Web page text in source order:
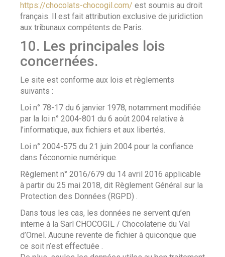
https://chocolats-chocogil.com/ est soumis au droit
français. Il est fait attribution exclusive de juridiction
aux tribunaux compétents de Paris.
10. Les principales lois
concernées.
Le site est conforme aux lois et règlements
suivants :
Loi n° 78-17 du 6 janvier 1978, notamment modifiée
par la loi n° 2004-801 du 6 août 2004 relative à
l’informatique, aux fichiers et aux libertés.
Loi n° 2004-575 du 21 juin 2004 pour la confiance
dans l’économie numérique.
Règlement n° 2016/679 du 14 avril 2016 applicable
à partir du 25 mai 2018, dit Règlement Général sur la
Protection des Données (RGPD) .
Dans tous les cas, les données ne servent qu’en
interne à la Sarl CHOCOGIL / Chocolaterie du Val
d’Ornel. Aucune revente de fichier à quiconque que
ce soit n’est effectuée .